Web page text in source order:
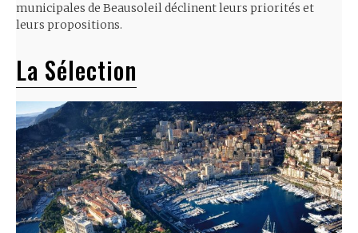
municipales de Beausoleil déclinent leurs priorités et
leurs propositions.
La Sélection